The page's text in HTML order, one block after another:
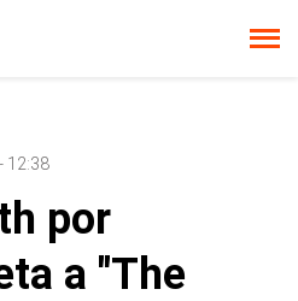
12:38
por
a "The